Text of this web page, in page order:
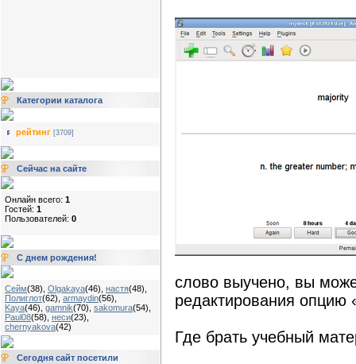
Категории каталога
рейтинг [3709]
Сейчас на сайте
Онлайн всего: 1
Гостей: 1
Пользователей: 0
С днем рождения!
Сейм(38) Olgakaya(46) настя(48)
Полиглот(62) armaydin(56)
Kaya(46) gamnik(70) sakomura(54)
Paul08(58) неси(23)
chernyakova(42)
Сегодня сайт посетили
слово выучено, вы
редактирования опцию
Где брать учебный